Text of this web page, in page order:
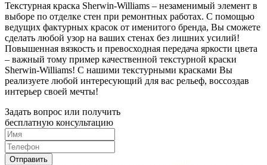
Текстурная краска Sherwin-Williams – незаменимый элемент в
выборе по отделке стен при ремонтных работах. С помощью
ведущих фактурных красок от именитого бренда, Вы сможете
сделать любой узор на ваших стенах без лишних усилий!
Повышенная вязкость и превосходная передача яркости цвета
– важный тому пример качественной текстурной краски
Sherwin-Williams! С нашими текстурными красками Вы
реализуете любой интересующий для вас рельеф, воссоздав
интерьер своей мечты!
Задать вопрос или получить
бесплатную консультацию
Отправить